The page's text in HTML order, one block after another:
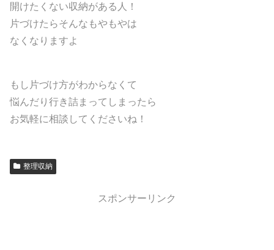
開けたくない収納がある人！
片づけたらそんなもやもやは
なくなりますよ
もし片づけ方がわからなくて
悩んだり行き詰まってしまったら
お気軽に相談してくださいね！
整理収納
スポンサーリンク